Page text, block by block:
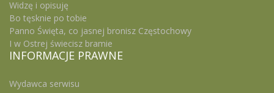
Widzę i opisuję
Bo tęsknie po tobie
Panno Święta, co jasnej bronisz Częstochowy
I w Ostrej świecisz bramie
INFORMACJE PRAWNE
Wydawca serwisu